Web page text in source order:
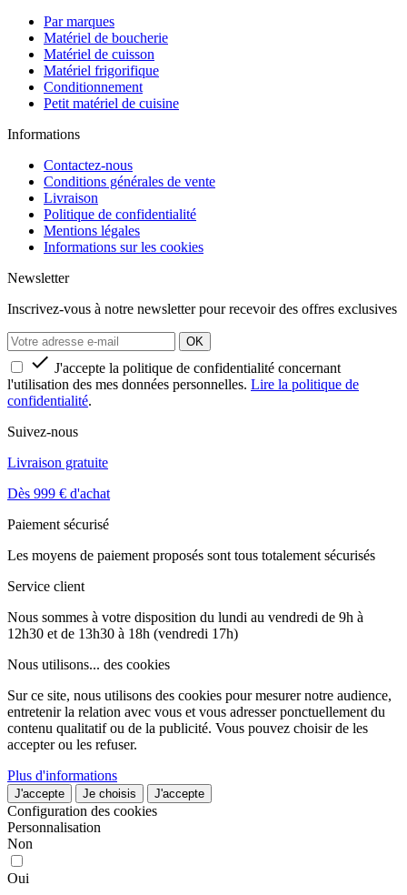
Par marques
Matériel de boucherie
Matériel de cuisson
Matériel frigorifique
Conditionnement
Petit matériel de cuisine
Informations
Contactez-nous
Conditions générales de vente
Livraison
Politique de confidentialité
Mentions légales
Informations sur les cookies
Newsletter
Inscrivez-vous à notre newsletter pour recevoir des offres exclusives
 J'accepte la politique de confidentialité concernant
l'utilisation des mes données personnelles. Lire la politique de
confidentialité.
Suivez-nous
Livraison gratuite
Dès 999 € d'achat
Paiement sécurisé
Les moyens de paiement proposés sont tous totalement sécurisés
Service client
Nous sommes à votre disposition du lundi au vendredi de 9h à
12h30 et de 13h30 à 18h (vendredi 17h)
Nous utilisons... des cookies
Sur ce site, nous utilisons des cookies pour mesurer notre audience,
entretenir la relation avec vous et vous adresser ponctuellement du
contenu qualitatif ou de la publicité. Vous pouvez choisir de les
accepter ou les refuser.
Plus d'informations
J'accepte Je choisis J'accepte
Configuration des cookies
Personnalisation
Non
Oui